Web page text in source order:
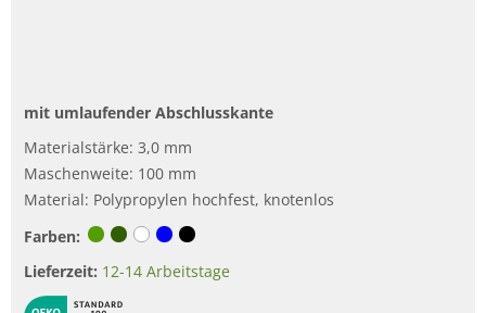
mit umlaufender Abschlusskante
Materialstärke: 3,0 mm
Maschenweite: 100 mm
Material: Polypropylen hochfest, knotenlos
Farben:
Lieferzeit: 12-14 Arbeitstage